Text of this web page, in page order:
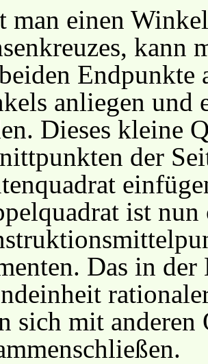
man einen
kann
Endpunkte
anliegen und
Dieses kleine
der
ist nun
Das in
sich mit anderen